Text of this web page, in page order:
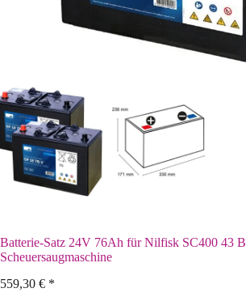
Batterie-Satz 24V 76Ah für Nilfisk SC400 43 B
Scheuersaugmaschine
559,30 € *